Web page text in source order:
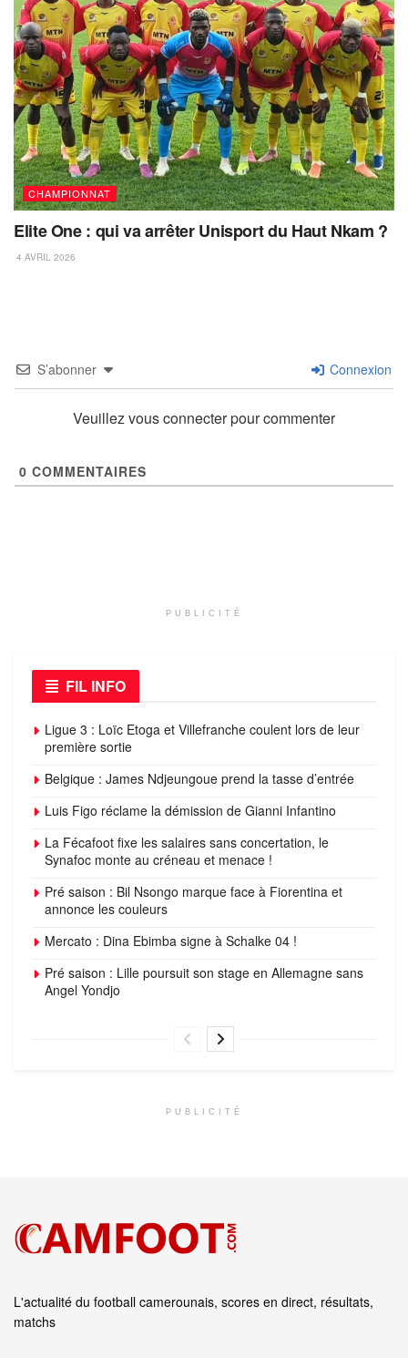
CHAMPIONNAT
Elite One : qui va arrêter Unisport du Haut Nkam ?
4 AVRIL 2026
S’abonner Connexion
Veuillez vous connecter pour commenter
0 COMMENTAIRES
PUBLICITÉ
FIL INFO
Ligue 3 : Loïc Etoga et Villefranche coulent lors de leur
première sortie
Belgique : James Ndjeungoue prend la tasse d’entrée
Luis Figo réclame la démission de Gianni Infantino
La Fécafoot fixe les salaires sans concertation, le
Synafoc monte au créneau et menace !
Pré saison : Bil Nsongo marque face à Fiorentina et
annonce les couleurs
Mercato : Dina Ebimba signe à Schalke 04 !
Pré saison : Lille poursuit son stage en Allemagne sans
Angel Yondjo
PUBLICITÉ
L'actualité du football camerounais, scores en direct, résultats,
matchs